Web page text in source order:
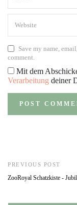
Save my name,
comment.
Mit dem
Verarbeitung deiner
PREVIOUS POST
ZooRoyal Schatzkiste -